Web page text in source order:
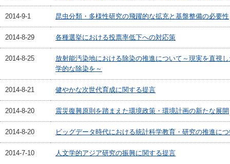
2014-9-1 昆虫分類・多様性研究の飛躍的な拡充と基盤整備の必要性
2014-8-29 各種選挙における投票率低下への対応策
2014-8-25
放射能汚染地における除染の推進について～現実を直視
学的な除染を～
2014-8-21 健やかな次世代育成に関する提言
2014-8-20 震災復興原則を踏まえた環境政策・環境計画の新たな展開
2014-8-20 ビッグデータ時代における統計科学教育・研究の推進に
2014-7-10 人文学的アジア研究の振興に関する提言